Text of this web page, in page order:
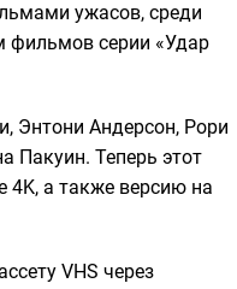
ужасов, среди
фильмов серии «Удар
Энтони Андерсон, Рори
Пакуин. Теперь этот
4K, а также версию на
VHS через